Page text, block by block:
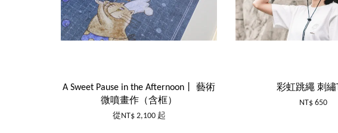
A Sweet Pause in the Afternoon丨 藝術
微噴畫作（含框）
從 NT$ 2,100 起
彩虹跳繩 刺繡
NT$ 650